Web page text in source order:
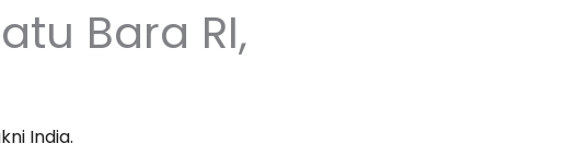
Bara RI,
India.